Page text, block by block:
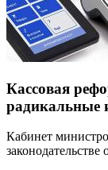
Кассовая
радикальные
Кабинет